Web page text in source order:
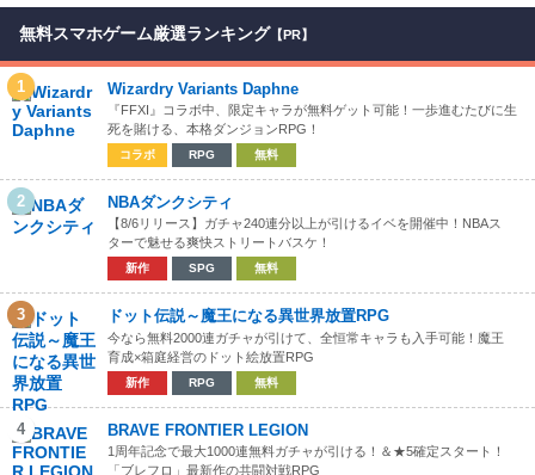
無料スマホゲーム厳選ランキング 【PR】
1 Wizardry Variants Daphne
『FFXI』コラボ中、限定キャラが無料ゲット可能！一歩進むたびに生
死を賭ける、本格ダンジョンRPG！
コラボ RPG 無料
2 NBAダンクシティ
【8/6リリース】ガチャ240連分以上が引けるイベを開催中！NBAス
ターで魅せる爽快ストリートバスケ！
新作 SPG 無料
3 ドット伝説～魔王になる異世界放置RPG
今なら無料2000連ガチャが引けて、全恒常キャラも入手可能！魔王
育成×箱庭経営のドット絵放置RPG
新作 RPG 無料
4 BRAVE FRONTIER LEGION
1周年記念で最大1000連無料ガチャが引ける！＆★5確定スタート！
「ブレフロ」最新作の共闘対戦RPG